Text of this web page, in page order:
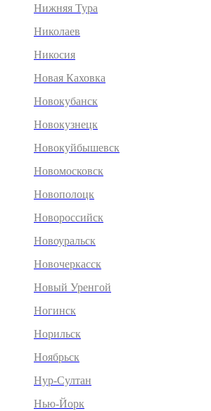
Нижняя Тура
Николаев
Никосия
Новая Каховка
Новокубанск
Новокузнецк
Новокуйбышевск
Новомосковск
Новополоцк
Новороссийск
Новоуральск
Новочеркасск
Новый Уренгой
Ногинск
Норильск
Ноябрьск
Нур-Султан
Нью-Йорк